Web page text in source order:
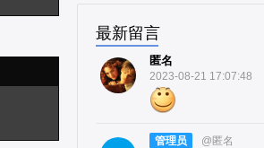
最新留言
匿名
2023-08-21 17:07:48
管理员
@匿名